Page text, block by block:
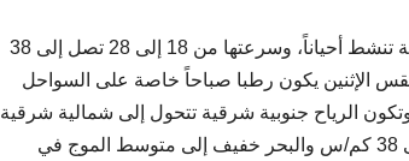
والرياح جنوبية شرقية تتحول إلى شمالية شرقية تكون خفيفة إلى معتدلة السرعة تنشط أحياناً، وسرعتها من 18 إلى 28 تصل إلى 38
الإثنين يكون رطبا صباحاً خاصة على السواحل
الرياح جنوبية شرقية تتحول إلى شمالية شرقية
ظهراً، خفيفة إلى معتدلة السرعة تنشط أحياناً، وسرعتها من 18 إلى 28 تصل إلى 38 كم/س والبحر خفيف إلى متوسط الموج في